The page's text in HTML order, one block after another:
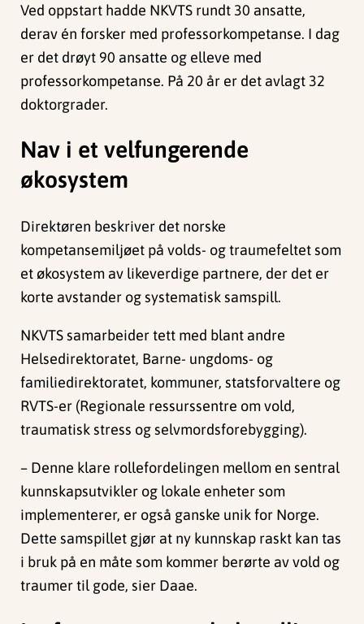
Ved oppstart hadde NKVTS rundt 30 ansatte,
derav én forsker med professorkompetanse. I dag
er det drøyt 90 ansatte og elleve med
professorkompetanse. På 20 år er det avlagt 32
doktorgrader.
Nav i et velfungerende
økosystem
Direktøren beskriver det norske
kompetansemiljøet på volds- og traumefeltet som
et økosystem av likeverdige partnere, der det er
korte avstander og systematisk samspill.
NKVTS samarbeider tett med blant andre
Helsedirektoratet, Barne- ungdoms- og
familiedirektoratet, kommuner, statsforvaltere og
RVTS-er (Regionale ressurssentre om vold,
traumatisk stress og selvmordsforebygging).
– Denne klare rollefordelingen mellom en sentral
kunnskapsutvikler og lokale enheter som
implementerer, er også ganske unik for Norge.
Dette samspillet gjør at ny kunnskap raskt kan tas
i bruk på en måte som kommer berørte av vold og
traumer til gode, sier Daae.